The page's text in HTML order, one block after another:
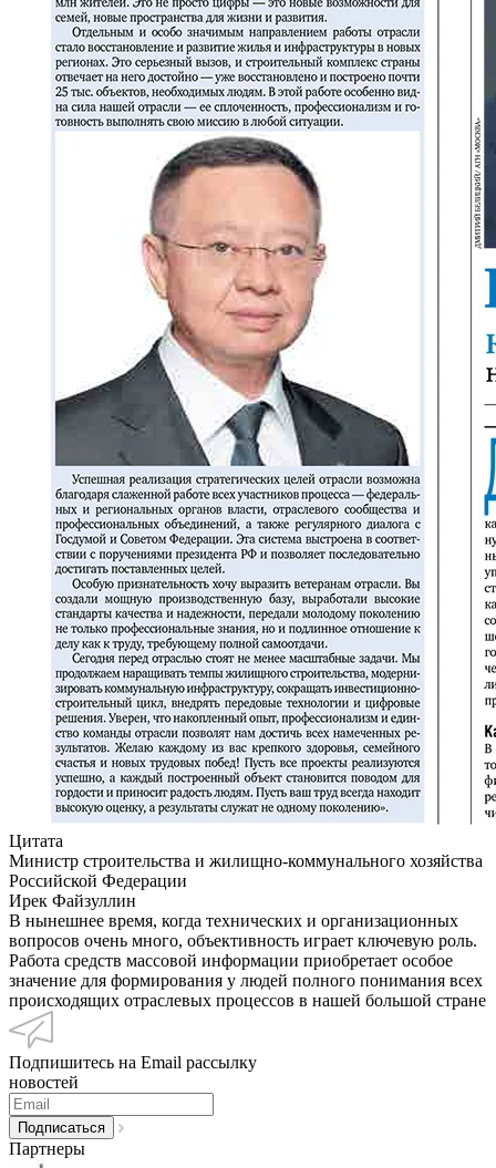
Цитата
Министр строительства и жилищно-коммунального хозяйства
Российской Федерации
Ирек Файзуллин
В нынешнее время, когда технических и организационных
вопросов очень много, объективность играет ключевую роль.
Работа средств массовой информации приобретает особое
значение для формирования у людей полного понимания всех
происходящих отраслевых процессов в нашей большой стране
Подпишитесь на Email рассылку
новостей
Партнеры